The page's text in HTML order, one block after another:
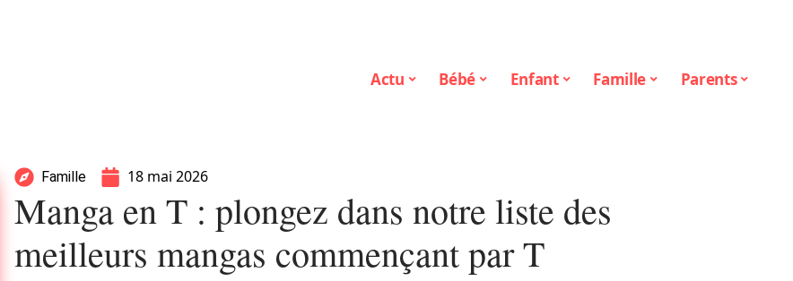
Actu Bébé Enfant Famille Parents
Famille 18 mai 2026
Manga en T : plongez dans notre liste des
meilleurs mangas commençant par T